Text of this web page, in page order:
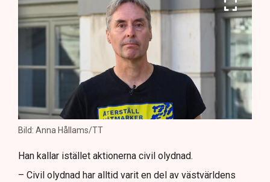
Bild: Anna Hållams/TT
Han kallar istället aktionerna civil olydnad.
– Civil olydnad har alltid varit en del av västvärldens